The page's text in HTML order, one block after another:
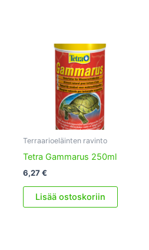
Terraarioeläinten ravinto
Tetra Gammarus 250ml
6,27€
Lisää ostoskoriin